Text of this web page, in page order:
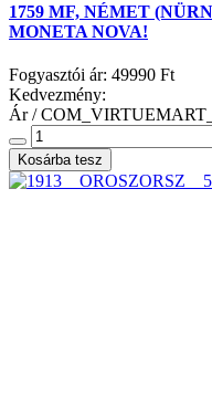
1759 MF, NÉMET
MONETA NOVA!
Fogyasztói ár: 49990 Ft
Kedvezmény:
Ár /